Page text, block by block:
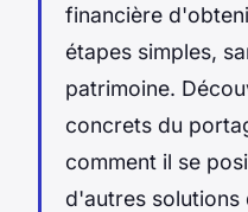
financière
étapes simples,
patrimoine.
concrets du
comment il se
d'autres solutions